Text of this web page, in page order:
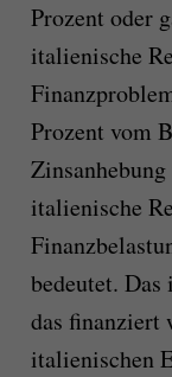
Prozent oder
italienische
Prozent vom
italienische
bedeutet.
das finanziert
italienischen